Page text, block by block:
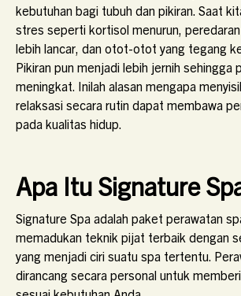
kebutuhan bagi tubuh dan pikiran. Saat
stres seperti kortisol menurun,
lebih lancar, dan otot-otot yang tegang
Pikiran pun menjadi lebih jernih sehingga
meningkat. Inilah alasan mengapa
relaksasi secara rutin dapat membawa
pada kualitas hidup.
Apa Itu Signature
Signature Spa adalah paket perawatan
memadukan teknik pijat terbaik dengan
yang menjadi ciri suatu spa tertentu.
dirancang secara personal untuk